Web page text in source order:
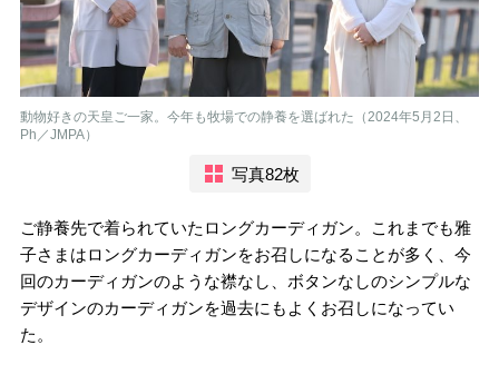
動物好きの天皇ご一家。今年も牧場での静養を選ばれた（2024年5月2日、
Ph／JMPA）
写真82枚
ご静養先で着られていたロングカーディガン。これまでも雅
子さまはロングカーディガンをお召しになることが多く、今
回のカーディガンのような襟なし、ボタンなしのシンプルな
デザインのカーディガンを過去にもよくお召しになってい
た。